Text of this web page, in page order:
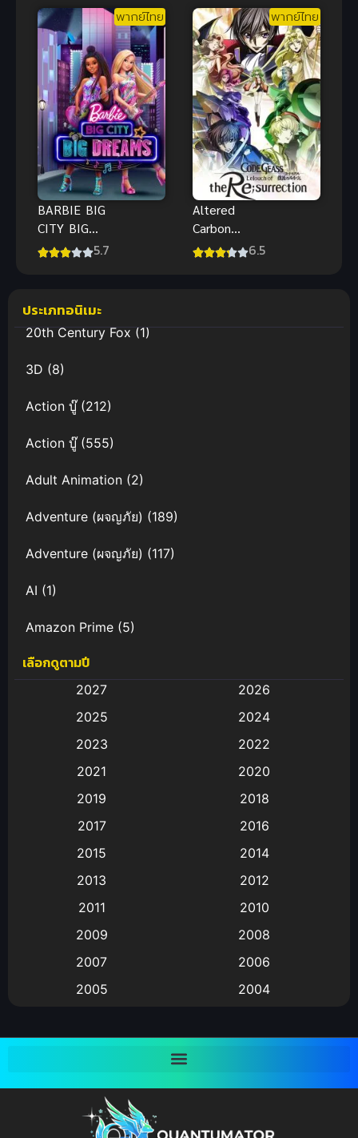
ค่า
พากย์ไทย
BARBIE BIG
CITY BIG
DREAMS
ความฝันอันยิ่ง
ใหญ่ พากย์
ไทย
5.7
พากย์ไทย
Altered
Carbon
Resleeved6.5
ประเภทอนิเมะ
20th Century Fox(1)
3D (8)
Action บู๊(212)
Action บู๊(555)
Adult Animation (2)
Adventure (ผจญภัย) (189)
Adventure (ผจญภัย) (117)
AI (1)
Amazon Prime (5)
Anal (ประตูหลัง)
Animation การ์ตูน
Animation อนิเมะ
Animation แอนิเมชัน
(9)
Big tits (นมใหญ่)
Bitch (ผู้หญิงร่าน)
Bondage (ทาส)(1)
เลือกดูตามปี
2027
2026
2025
2024
2023
2022
2021
2020
2019
2018
2017
2016
2015
2014
2013
2012
2011
2010
2009
2008
2007
2006
2005
2004
2001
2000
1997
1993